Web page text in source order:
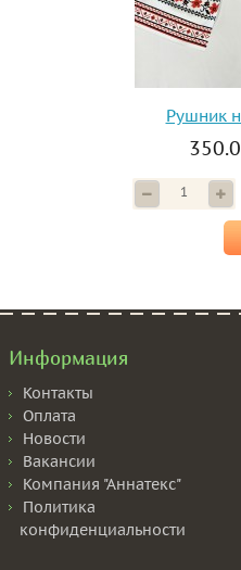
Рушник
Информация
Контакты
Оплата
Новости
Вакансии
Компания "Аннатекс"
Политика
конфиденциальности